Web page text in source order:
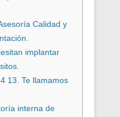
Calidad y
implantar
13. Te llamamos
interna de